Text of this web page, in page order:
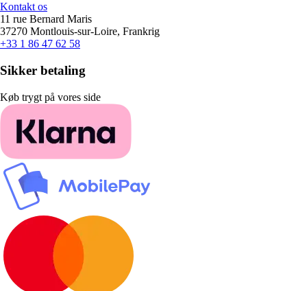
Kontakt os
11 rue Bernard Maris
37270 Montlouis-sur-Loire, Frankrig
+33 1 86 47 62 58
Sikker betaling
Køb trygt på vores side